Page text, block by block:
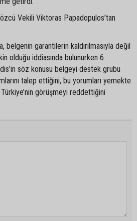
Vekili Viktoras Papadopulos’tan
belgenin garantilerin kaldırılmasıyla değil
olduğu iddiasında bulunurken 6
söz konusu belgeyi destek grubu
talep ettiğini, bu yorumları yemekte
görüşmeyi reddettiğini